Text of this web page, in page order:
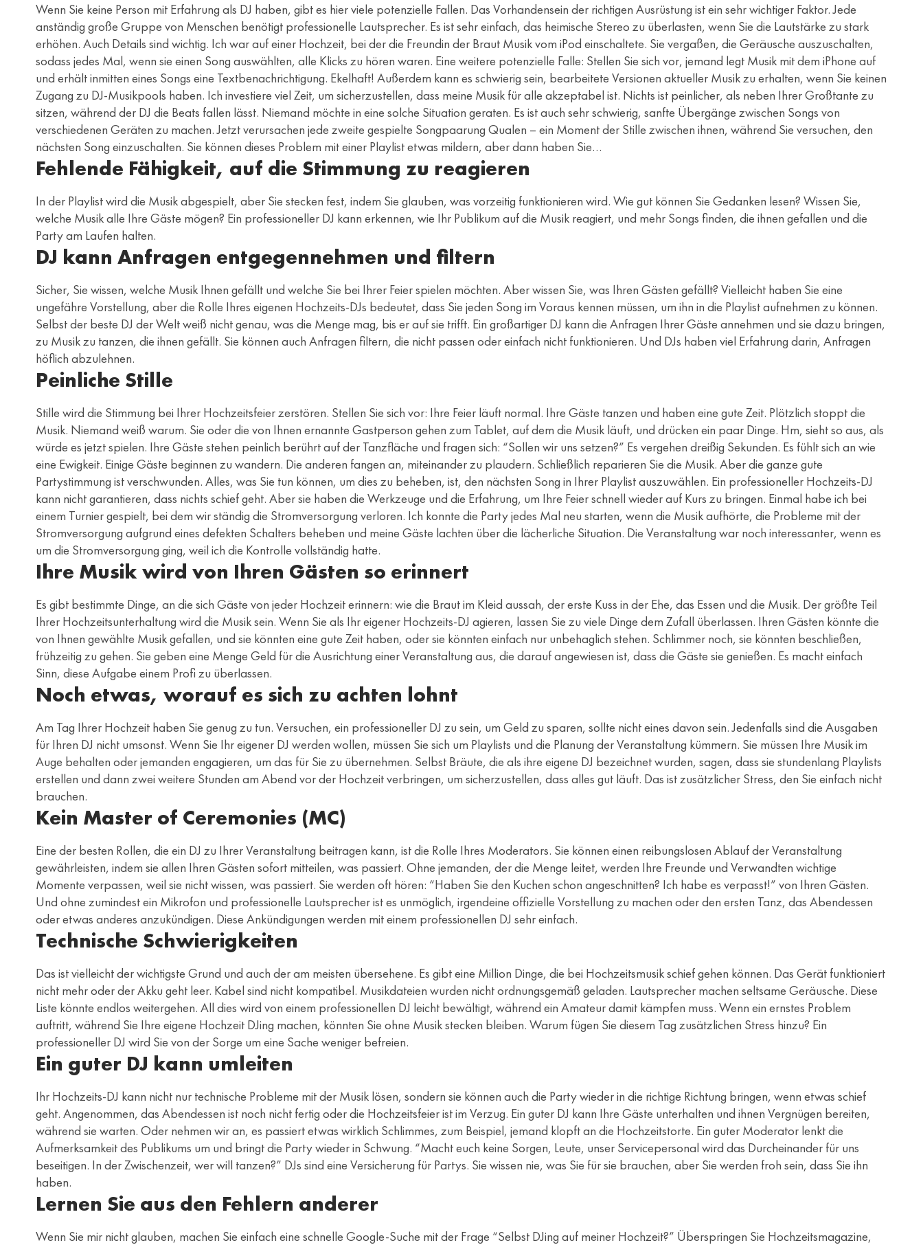
Wenn Sie keine Person mit Erfahrung als DJ haben, gibt es hier viele potenzielle Fallen. Das Vorhandensein der richtigen Ausrüstung ist ein sehr wichtiger Faktor. Jede
anständig große Gruppe von Menschen benötigt professionelle Lautsprecher. Es ist sehr einfach, das heimische Stereo zu überlasten, wenn Sie die Lautstärke zu stark
erhöhen. Auch Details sind wichtig. Ich war auf einer Hochzeit, bei der die Freundin der Braut Musik vom iPod einschaltete. Sie vergaßen, die Geräusche auszuschalten,
sodass jedes Mal, wenn sie einen Song auswählten, alle Klicks zu hören waren. Eine weitere potenzielle Falle: Stellen Sie sich vor, jemand legt Musik mit dem iPhone auf
und erhält inmitten eines Songs eine Textbenachrichtigung. Ekelhaft! Außerdem kann es schwierig sein, bearbeitete Versionen aktueller Musik zu erhalten, wenn Sie keinen
Zugang zu DJ-Musikpools haben. Ich investiere viel Zeit, um sicherzustellen, dass meine Musik für alle akzeptabel ist. Nichts ist peinlicher, als neben Ihrer Großtante zu
sitzen, während der DJ die Beats fallen lässt. Niemand möchte in eine solche Situation geraten. Es ist auch sehr schwierig, sanfte Übergänge zwischen Songs von
verschiedenen Geräten zu machen. Jetzt verursachen jede zweite gespielte Songpaarung Qualen – ein Moment der Stille zwischen ihnen, während Sie versuchen, den
nächsten Song einzuschalten. Sie können dieses Problem mit einer Playlist etwas mildern, aber dann haben Sie…
Fehlende Fähigkeit, auf die Stimmung zu reagieren
In der Playlist wird die Musik abgespielt, aber Sie stecken fest, indem Sie glauben, was vorzeitig funktionieren wird. Wie gut können Sie Gedanken lesen? Wissen Sie,
welche Musik alle Ihre Gäste mögen? Ein professioneller DJ kann erkennen, wie Ihr Publikum auf die Musik reagiert, und mehr Songs finden, die ihnen gefallen und die
Party am Laufen halten.
DJ kann Anfragen entgegennehmen und filtern
Sicher, Sie wissen, welche Musik Ihnen gefällt und welche Sie bei Ihrer Feier spielen möchten. Aber wissen Sie, was Ihren Gästen gefällt? Vielleicht haben Sie eine
ungefähre Vorstellung, aber die Rolle Ihres eigenen Hochzeits-DJs bedeutet, dass Sie jeden Song im Voraus kennen müssen, um ihn in die Playlist aufnehmen zu können.
Selbst der beste DJ der Welt weiß nicht genau, was die Menge mag, bis er auf sie trifft. Ein großartiger DJ kann die Anfragen Ihrer Gäste annehmen und sie dazu bringen,
zu Musik zu tanzen, die ihnen gefällt. Sie können auch Anfragen filtern, die nicht passen oder einfach nicht funktionieren. Und DJs haben viel Erfahrung darin, Anfragen
höflich abzulehnen.
Peinliche Stille
Stille wird die Stimmung bei Ihrer Hochzeitsfeier zerstören. Stellen Sie sich vor: Ihre Feier läuft normal. Ihre Gäste tanzen und haben eine gute Zeit. Plötzlich stoppt die
Musik. Niemand weiß warum. Sie oder die von Ihnen ernannte Gastperson gehen zum Tablet, auf dem die Musik läuft, und drücken ein paar Dinge. Hm, sieht so aus, als
würde es jetzt spielen. Ihre Gäste stehen peinlich berührt auf der Tanzfläche und fragen sich: “Sollen wir uns setzen?” Es vergehen dreißig Sekunden. Es fühlt sich an wie
eine Ewigkeit. Einige Gäste beginnen zu wandern. Die anderen fangen an, miteinander zu plaudern. Schließlich reparieren Sie die Musik. Aber die ganze gute
Partystimmung ist verschwunden. Alles, was Sie tun können, um dies zu beheben, ist, den nächsten Song in Ihrer Playlist auszuwählen. Ein professioneller Hochzeits-DJ
kann nicht garantieren, dass nichts schief geht. Aber sie haben die Werkzeuge und die Erfahrung, um Ihre Feier schnell wieder auf Kurs zu bringen. Einmal habe ich bei
einem Turnier gespielt, bei dem wir ständig die Stromversorgung verloren. Ich konnte die Party jedes Mal neu starten, wenn die Musik aufhörte, die Probleme mit der
Stromversorgung aufgrund eines defekten Schalters beheben und meine Gäste lachten über die lächerliche Situation. Die Veranstaltung war noch interessanter, wenn es
um die Stromversorgung ging, weil ich die Kontrolle vollständig hatte.
Ihre Musik wird von Ihren Gästen so erinnert
Es gibt bestimmte Dinge, an die sich Gäste von jeder Hochzeit erinnern: wie die Braut im Kleid aussah, der erste Kuss in der Ehe, das Essen und die Musik. Der größte Teil
Ihrer Hochzeitsunterhaltung wird die Musik sein. Wenn Sie als Ihr eigener Hochzeits-DJ agieren, lassen Sie zu viele Dinge dem Zufall überlassen. Ihren Gästen könnte die
von Ihnen gewählte Musik gefallen, und sie könnten eine gute Zeit haben, oder sie könnten einfach nur unbehaglich stehen. Schlimmer noch, sie könnten beschließen,
frühzeitig zu gehen. Sie geben eine Menge Geld für die Ausrichtung einer Veranstaltung aus, die darauf angewiesen ist, dass die Gäste sie genießen. Es macht einfach
Sinn, diese Aufgabe einem Profi zu überlassen.
Noch etwas, worauf es sich zu achten lohnt
Am Tag Ihrer Hochzeit haben Sie genug zu tun. Versuchen, ein professioneller DJ zu sein, um Geld zu sparen, sollte nicht eines davon sein. Jedenfalls sind die Ausgaben
für Ihren DJ nicht umsonst. Wenn Sie Ihr eigener DJ werden wollen, müssen Sie sich um Playlists und die Planung der Veranstaltung kümmern. Sie müssen Ihre Musik im
Auge behalten oder jemanden engagieren, um das für Sie zu übernehmen. Selbst Bräute, die als ihre eigene DJ bezeichnet wurden, sagen, dass sie stundenlang Playlists
erstellen und dann zwei weitere Stunden am Abend vor der Hochzeit verbringen, um sicherzustellen, dass alles gut läuft. Das ist zusätzlicher Stress, den Sie einfach nicht
brauchen.
Kein Master of Ceremonies (MC)
Eine der besten Rollen, die ein DJ zu Ihrer Veranstaltung beitragen kann, ist die Rolle Ihres Moderators. Sie können einen reibungslosen Ablauf der Veranstaltung
gewährleisten, indem sie allen Ihren Gästen sofort mitteilen, was passiert. Ohne jemanden, der die Menge leitet, werden Ihre Freunde und Verwandten wichtige
Momente verpassen, weil sie nicht wissen, was passiert. Sie werden oft hören: “Haben Sie den Kuchen schon angeschnitten? Ich habe es verpasst!” von Ihren Gästen.
Und ohne zumindest ein Mikrofon und professionelle Lautsprecher ist es unmöglich, irgendeine offizielle Vorstellung zu machen oder den ersten Tanz, das Abendessen
oder etwas anderes anzukündigen. Diese Ankündigungen werden mit einem professionellen DJ sehr einfach.
Technische Schwierigkeiten
Das ist vielleicht der wichtigste Grund und auch der am meisten übersehene. Es gibt eine Million Dinge, die bei Hochzeitsmusik schief gehen können. Das Gerät funktioniert
nicht mehr oder der Akku geht leer. Kabel sind nicht kompatibel. Musikdateien wurden nicht ordnungsgemäß geladen. Lautsprecher machen seltsame Geräusche. Diese
Liste könnte endlos weitergehen. All dies wird von einem professionellen DJ leicht bewältigt, während ein Amateur damit kämpfen muss. Wenn ein ernstes Problem
auftritt, während Sie Ihre eigene Hochzeit DJing machen, könnten Sie ohne Musik stecken bleiben. Warum fügen Sie diesem Tag zusätzlichen Stress hinzu? Ein
professioneller DJ wird Sie von der Sorge um eine Sache weniger befreien.
Ein guter DJ kann umleiten
Ihr Hochzeits-DJ kann nicht nur technische Probleme mit der Musik lösen, sondern sie können auch die Party wieder in die richtige Richtung bringen, wenn etwas schief
geht. Angenommen, das Abendessen ist noch nicht fertig oder die Hochzeitsfeier ist im Verzug. Ein guter DJ kann Ihre Gäste unterhalten und ihnen Vergnügen bereiten,
während sie warten. Oder nehmen wir an, es passiert etwas wirklich Schlimmes, zum Beispiel, jemand klopft an die Hochzeitstorte. Ein guter Moderator lenkt die
Aufmerksamkeit des Publikums um und bringt die Party wieder in Schwung. “Macht euch keine Sorgen, Leute, unser Servicepersonal wird das Durcheinander für uns
beseitigen. In der Zwischenzeit, wer will tanzen?” DJs sind eine Versicherung für Partys. Sie wissen nie, was Sie für sie brauchen, aber Sie werden froh sein, dass Sie ihn
haben.
Lernen Sie aus den Fehlern anderer
Wenn Sie mir nicht glauben, machen Sie einfach eine schnelle Google-Suche mit der Frage “Selbst DJing auf meiner Hochzeit?” Überspringen Sie Hochzeitsmagazine,